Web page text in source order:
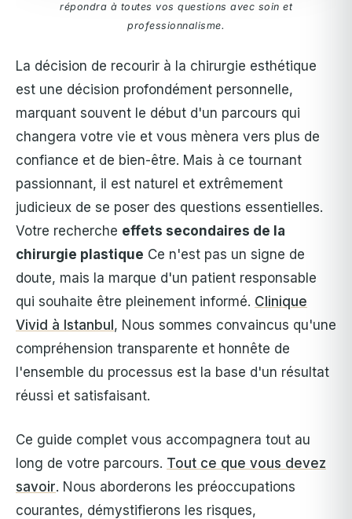
répondra à toutes vos questions avec soin et
professionnalisme.
La décision de recourir à la chirurgie esthétique
est une décision profondément personnelle,
marquant souvent le début d'un parcours qui
changera votre vie et vous mènera vers plus de
confiance et de bien-être. Mais à ce tournant
passionnant, il est naturel et extrêmement
judicieux de se poser des questions essentielles.
Votre recherche effets secondaires de la
chirurgie plastique Ce n'est pas un signe de
doute, mais la marque d'un patient responsable
qui souhaite être pleinement informé. Clinique
Vivid à Istanbul , Nous sommes convaincus qu'une
compréhension transparente et honnête de
l'ensemble du processus est la base d'un résultat
réussi et satisfaisant.
Ce guide complet vous accompagnera tout au
long de votre parcours. Tout ce que vous devez
savoir. Nous aborderons les préoccupations
courantes, démystifierons les risques,